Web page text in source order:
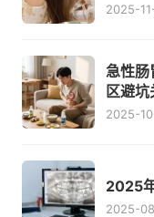
2025-
急性肠
区避坑
2025-
2025
2025-